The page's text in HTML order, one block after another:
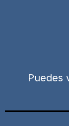
Puedes